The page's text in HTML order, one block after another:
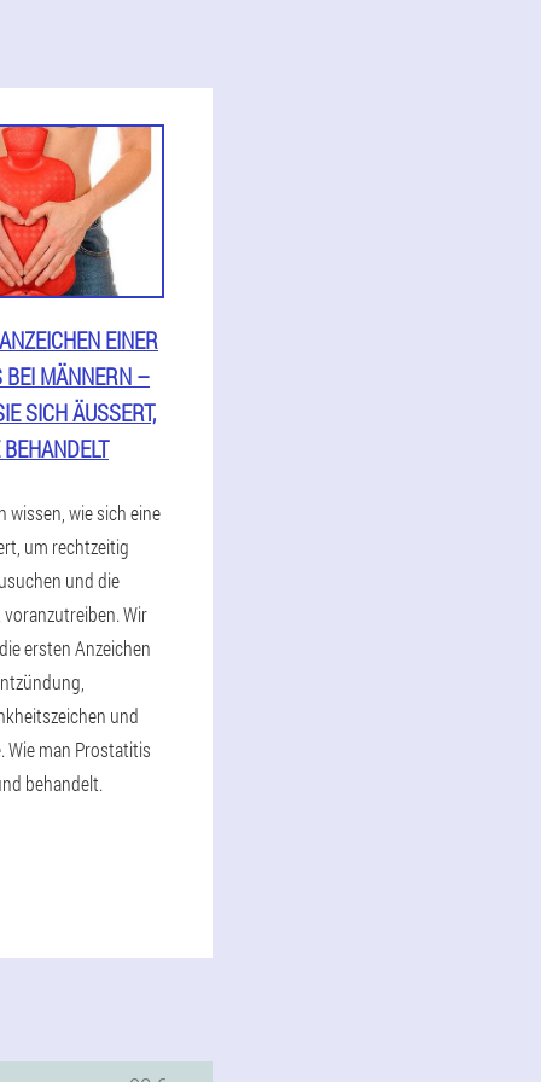
EINER
BEI MÄNNERN –
SICH ÄUSSERT, W
wissen, wie sich eine
um rechtzeitig
und die
Wir
ersten Anzeichen
und
Wie man Prostatitis
behandelt.